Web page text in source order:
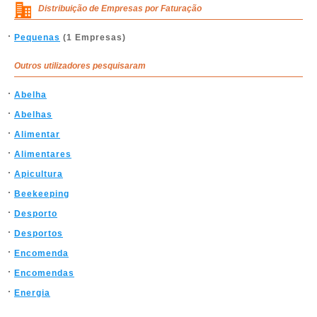
Distribuição de Empresas por Faturação
Pequenas (1 Empresas)
Outros utilizadores pesquisaram
Abelha
Abelhas
Alimentar
Alimentares
Apicultura
Beekeeping
Desporto
Desportos
Encomenda
Encomendas
Energia